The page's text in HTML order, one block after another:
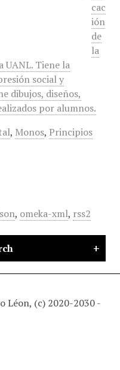
cac
ión
de
la
UANL. Tiene la
social y
dibujos, diseños,
por alumnos.
, Monos, Principios
, omeka-xml, rss2
Léon, (c) 2020-2030 -